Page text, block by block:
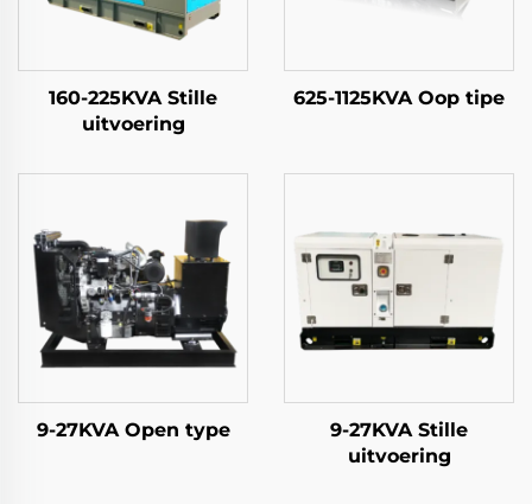
160-225KVA Stille
uitvoering
625-1125KVA Oop tipe
9-27KVA Open type
9-27KVA Stille
uitvoering